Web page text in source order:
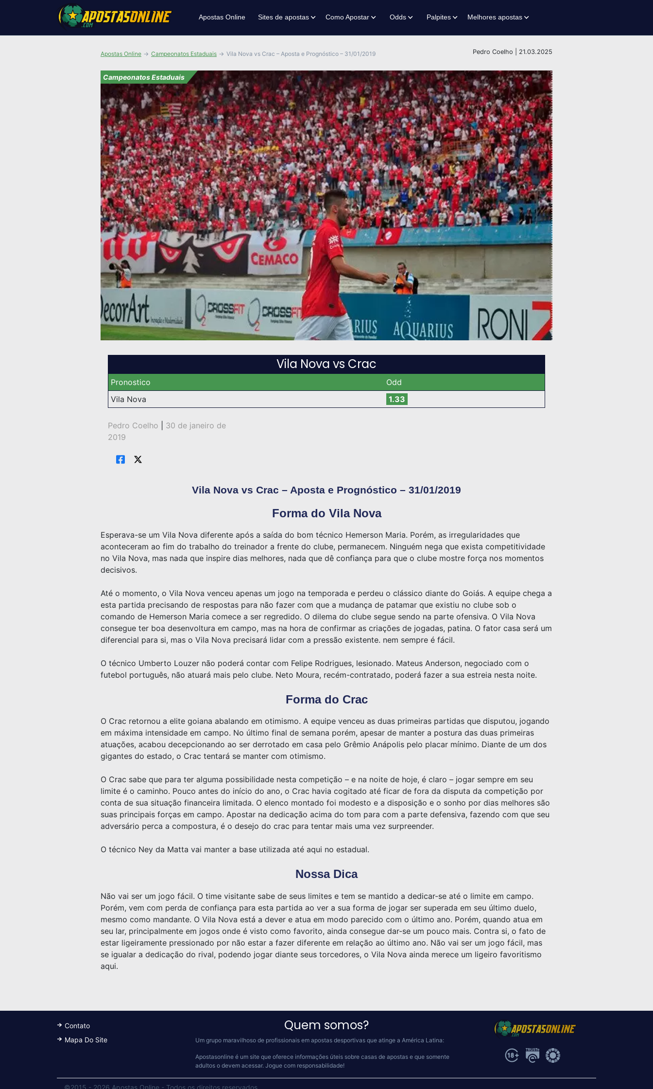
Apostas Online Sites de apostas Como Apostar Odds Palpites Melhores apostas
Pedro Coelho | 21.03.2025
Apostas Online Campeonatos Estaduais Vila Nova vs Crac – Aposta e Prognóstico – 31/01/2019
Campeonatos Estaduais
Vila Nova vs Crac
Pronostico
Odd
Vila Nova
1.33
Pedro Coelho
30 de janeiro de
2019
Vila Nova vs Crac – Aposta e Prognóstico – 31/01/2019
Forma do Vila Nova
Esperava-se um Vila Nova diferente após a saída do bom técnico Hemerson Maria. Porém, as irregularidades que
aconteceram ao fim do trabalho do treinador a frente do clube, permanecem. Ninguém nega que exista competitividade
no Vila Nova, mas nada que inspire dias melhores, nada que dê confiança para que o clube mostre força nos momentos
decisivos.
Até o momento, o Vila Nova venceu apenas um jogo na temporada e perdeu o clássico diante do Goiás. A equipe chega a
esta partida precisando de respostas para não fazer com que a mudança de patamar que existiu no clube sob o
comando de Hemerson Maria comece a ser regredido. O dilema do clube segue sendo na parte ofensiva. O Vila Nova
consegue ter boa desenvoltura em campo, mas na hora de confirmar as criações de jogadas, patina. O fator casa será um
diferencial para si, mas o Vila Nova precisará lidar com a pressão existente. nem sempre é fácil.
O técnico Umberto Louzer não poderá contar com Felipe Rodrigues, lesionado. Mateus Anderson, negociado com o
futebol português, não atuará mais pelo clube. Neto Moura, recém-contratado, poderá fazer a sua estreia nesta noite.
Forma do Crac
O Crac retornou a elite goiana abalando em otimismo. A equipe venceu as duas primeiras partidas que disputou, jogando
em máxima intensidade em campo. No último final de semana porém, apesar de manter a postura das duas primeiras
atuações, acabou decepcionando ao ser derrotado em casa pelo Grêmio Anápolis pelo placar mínimo. Diante de um dos
gigantes do estado, o Crac tentará se manter com otimismo.
O Crac sabe que para ter alguma possibilidade nesta competição – e na noite de hoje, é claro – jogar sempre em seu
limite é o caminho. Pouco antes do início do ano, o Crac havia cogitado até ficar de fora da disputa da competição por
conta de sua situação financeira limitada. O elenco montado foi modesto e a disposição e o sonho por dias melhores são
suas principais forças em campo. Apostar na dedicação acima do tom para com a parte defensiva, fazendo com que seu
adversário perca a compostura, é o desejo do crac para tentar mais uma vez surpreender.
O técnico Ney da Matta vai manter a base utilizada até aqui no estadual.
Nossa Dica
Não vai ser um jogo fácil. O time visitante sabe de seus limites e tem se mantido a dedicar-se até o limite em campo.
Porém, vem com perda de confiança para esta partida ao ver a sua forma de jogar ser superada em seu último duelo,
mesmo como mandante. O Vila Nova está a dever e atua em modo parecido com o último ano. Porém, quando atua em
seu lar, principalmente em jogos onde é visto como favorito, ainda consegue dar-se um pouco mais. Contra si, o fato de
estar ligeiramente pressionado por não estar a fazer diferente em relação ao último ano. Não vai ser um jogo fácil, mas
se igualar a dedicação do rival, podendo jogar diante seus torcedores, o Vila Nova ainda merece um ligeiro favoritismo
aqui.
Contato
Mapa Do Site
Quem somos?
Um grupo maravilhoso de profissionais em apostas desportivas que atinge a América Latina:
Apostasonline é um site que oferece informações úteis sobre casas de apostas e que somente
adultos o devem acessar. Jogue com responsabilidade!
©2015 - 2026 Apostas Online - Todos os direitos reservados.